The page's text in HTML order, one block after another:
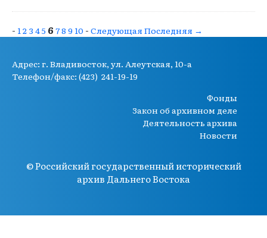
- 1 2 3 45 6 78 9 10 - СледующаяПоследняя →
Адрес: г. Владивосток, ул. Алеутская, 10-а
Телефон/факс: (423) 241-19-19
Фонды
Закон об архивном деле
Деятельность архива
Новости
© Российский государственный исторический
архив Дальнего Востока